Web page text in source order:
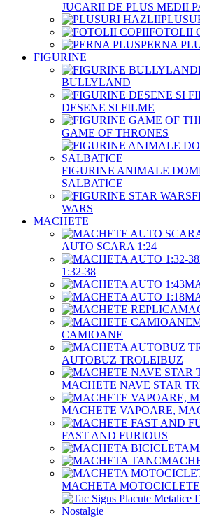
JUCARII DE PLUS MEDII
FOTOLII
PERNA
FIGURINE
BULLYLAND
DESENE SI FILME
GAME OF THRONES
FIGURINE ANIMALE
SALBATICE
WARS
MACHETE
AUTO SCARA 1:24
1:32-38
CAMIOANE
AUTOBUZ TROLEIBUZ
MACHETE NAVE STAR
MACHETE VAPOARE,
FAST AND FURIOUS
MACHETA